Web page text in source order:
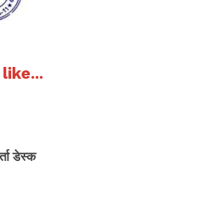
like...
डेस्क